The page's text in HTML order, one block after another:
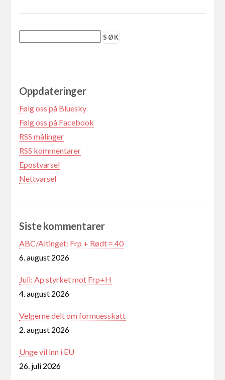
Oppdateringer
Følg oss på Bluesky
Følg oss på Facebook
RSS målinger
RSS kommentarer
Epostvarsel
Nettvarsel
Siste kommentarer
ABC/Altinget: Frp + Rødt = 40
6. august 2026
Juli: Ap styrket mot Frp+H
4. august 2026
Velgerne delt om formuesskatt
2. august 2026
Unge vil inn i EU
26. juli 2026